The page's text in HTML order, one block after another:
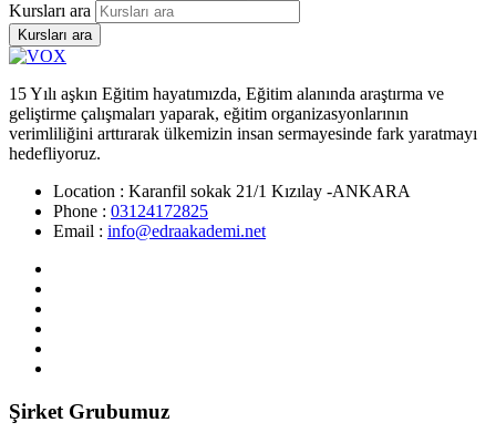
Kursları ara
Kursları ara
15 Yılı aşkın Eğitim hayatımızda, Eğitim alanında araştırma ve
geliştirme çalışmaları yaparak, eğitim organizasyonlarının
verimliliğini arttırarak ülkemizin insan sermayesinde fark yaratmayı
hedefliyoruz.
Location : Karanfil sokak 21/1 Kızılay -ANKARA
Phone : 03124172825
Email : info@edraakademi.net
Şirket Grubumuz